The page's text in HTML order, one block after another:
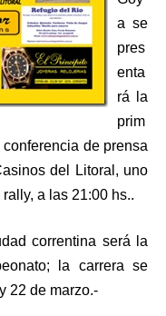
a se
pres
enta
rá la
prim
de prensa
del Litoral, uno
a las 21:00 hs..
correntina será la
la carrera se
22 de marzo.-